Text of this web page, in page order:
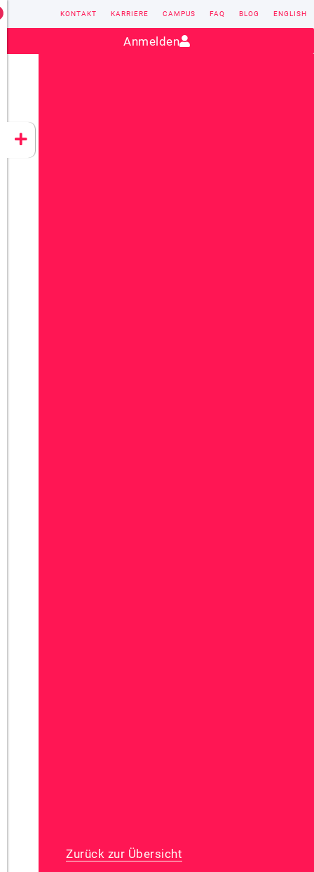
CONZEPT 16
YEET
Kontakt:sales@vectorsoft.de
KONTAKT KARRIERE CAMPUS FAQ BLOG ENGLISH
Anmelden
Zurück zur Übersicht